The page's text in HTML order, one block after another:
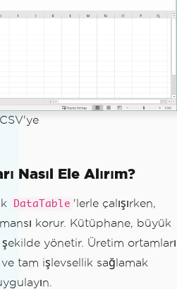
Nasıl Ele Alırım?
DataTable 'lerle çalışırken,
korur. Kütüphane, büyük
yönetir. Üretim ortamları
tam işlevsellik sağlamak